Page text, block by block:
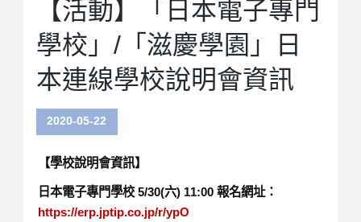
【活動】「日本電子專門
學校」/「滋慶學園」日
本連線學校說明會資訊
2020-05-22
【學校說明會資訊】
日本電子專門學校 5/30(六) 11:00 報名網址：
https://erp.jptip.co.jp/r/ypO